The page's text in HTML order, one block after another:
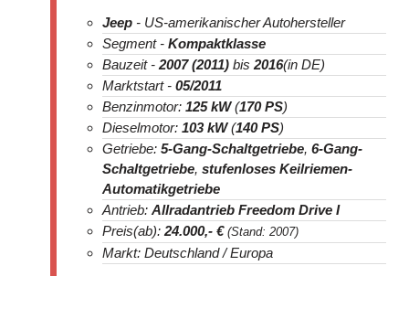
Jeep - US-amerikanischer Autohersteller
Segment - Kompaktklasse
Bauzeit - 2007 (2011) bis 2016(in DE)
Marktstart - 05/2011
Benzinmotor: 125 kW(170 PS)
Dieselmotor: 103 kW(140 PS)
Getriebe: 5-Gang-Schaltgetriebe, 6-Gang-
Schaltgetriebe, stufenloses Keilriemen-
Automatikgetriebe
Antrieb: Allradantrieb Freedom Drive I
Preis(ab): 24.000,- € (Stand: 2007)
Markt: Deutschland / Europa